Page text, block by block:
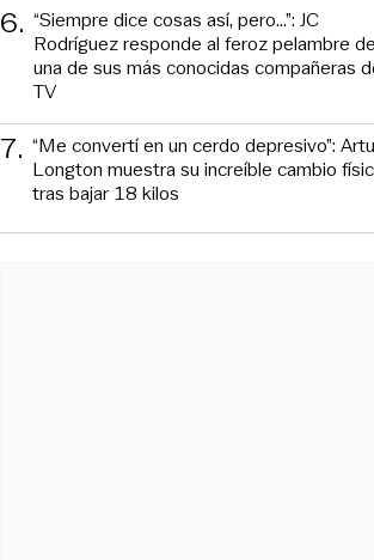
6. “Siempre dice cosas así, pero...”: JC
Rodríguez responde al feroz pelambre de
una de sus más conocidas compañeras
TV
7. “Me convertí en un cerdo depresivo”:
Longton muestra su increíble cambio
tras bajar 18 kilos